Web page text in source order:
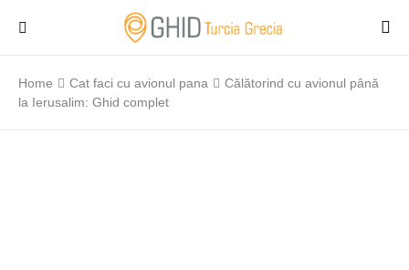
Home Cat faci cu avionul pana
Călătorind cu avionul până
la Ierusalim: Ghid complet